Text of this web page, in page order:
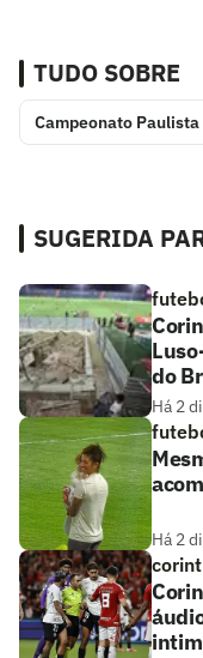
TUDO SOBRE
Campeonato Paulista
SUGERIDA
do
Há 2
Há 2